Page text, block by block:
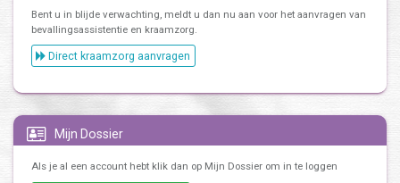
Bent u in blijde verwachting, meldt u dan nu aan voor het aanvragen van
bevallingsassistentie en kraamzorg.
Direct kraamzorg aanvragen
Mijn Dossier
Als je al een account hebt klik dan op Mijn Dossier om in te loggen